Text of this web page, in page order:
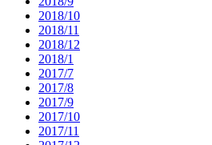
2018/10
2018/11
2018/12
2018/1
2017/7
2017/8
2017/9
2017/10
2017/11